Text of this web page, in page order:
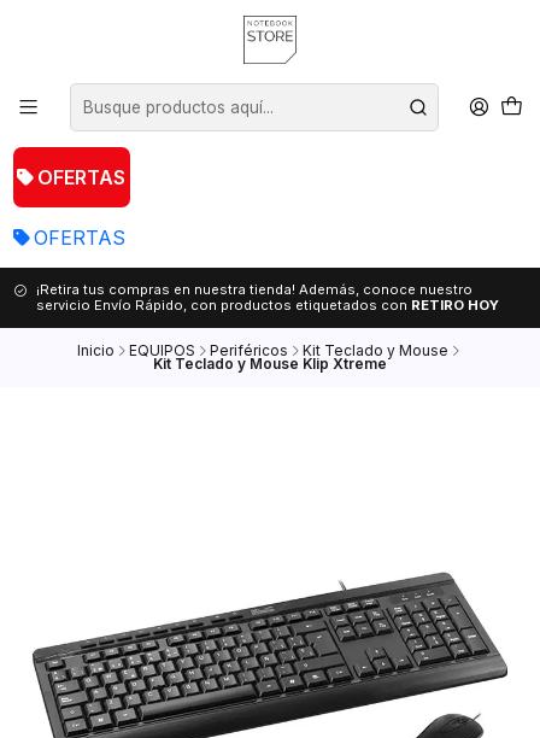
OFERTAS
OFERTAS
¡Retira tus compras en nuestra tienda! Además, conoce nuestro
servicio Envío Rápido, con productos etiquetados con RETIRO HOY
Inicio EQUIPOS Periféricos Kit Teclado y Mouse
Kit Teclado y Mouse Klip Xtreme